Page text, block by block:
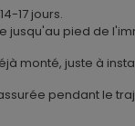
17 jours.
jusqu'au pied de
monté, juste à
pendant le